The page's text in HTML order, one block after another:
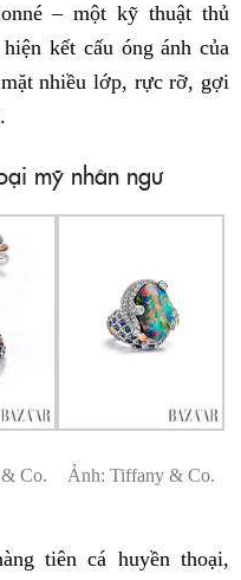
– một kỹ thuật thủ
kết cấu óng ánh của
nhiều lớp, rực rỡ, gợi
mỹ nhân ngư
Co. Ảnh: Tiffany & Co.
tiên cá huyền thoại,